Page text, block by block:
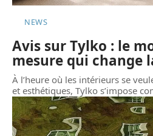
NEWS
Avis sur Tylko : le
mesure qui change
À l’heure où les intérieurs se
et esthétiques, Tylko s’impose